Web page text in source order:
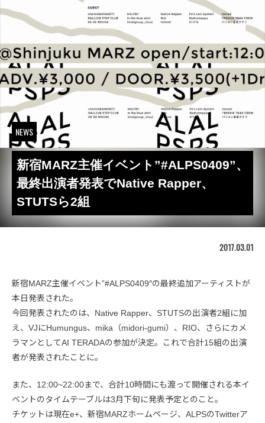
NEWS
新宿MARZ主催イベント”#ALPS0409”、
最終出演者発表でNative Rapper、
STUTSら2組
2017.03.01
新宿MARZ主催イベント”#ALPS0409″の最終追加アーティストが
本日発表された。
今回発表されたのは、Native Rapper、STUTSの出演者2組に加
え、VJにHumungus、mika（midori-gumi）、RIO、さらにカメ
ラマンとしてAI TERADAの参加が決定。これで合計15組の出演
者が発表されたことに。
また、12:00~22:00まで、合計10時間にも渡って開催される本イ
ベントのタイムテーブルは3月下旬に発表予定とのこと。
チケットは現在e+、新宿MARZホームページ、ALPSのTwitterア